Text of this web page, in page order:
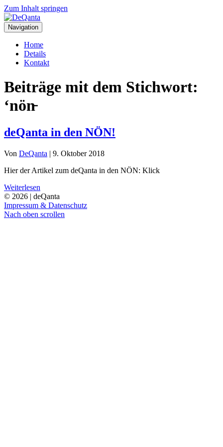
Zum Inhalt springen
Navigation
Home
Details
Kontakt
Beiträge mit dem Stichwort:
‘nön̵
deQanta in den NÖN!
Von DeQanta | 9. Oktober 2018
Hier der Artikel zum deQanta in den NÖN: Klick
Weiterlesen
© 2026 | deQanta
Impressum & Datenschutz
Nach oben scrollen